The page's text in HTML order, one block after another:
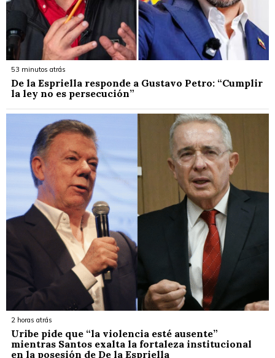
53 minutos atrás
De la Espriella responde a Gustavo Petro: “Cumplir
la ley no es persecución”
2 horas atrás
Uribe pide que “la violencia esté ausente”
mientras Santos exalta la fortaleza institucional
en la posesión de De la Espriella